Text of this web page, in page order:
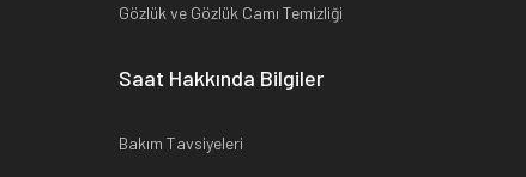
Gözlük ve Gözlük Camı Temizliği
Saat Hakkında Bilgiler
Bakım Tavsiyeleri